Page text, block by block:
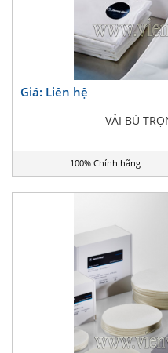
Giá: Liên hệ
VẢI BÙ
100% Chính hãng